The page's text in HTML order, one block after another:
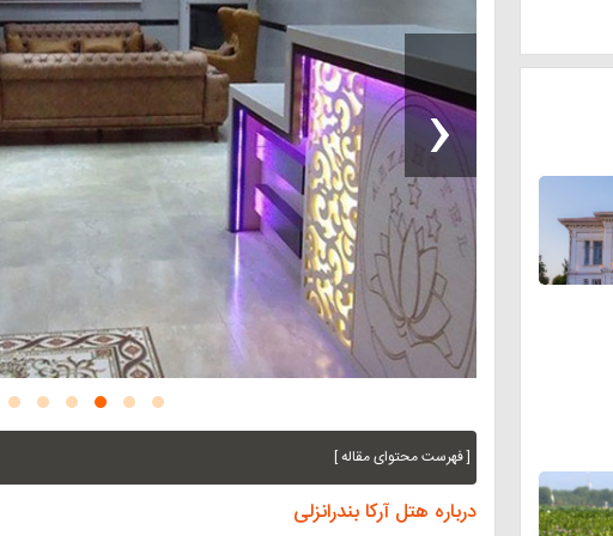
‹
[ فهرست محتوای مقاله ]
درباره هتل آرکا بندرانزلی